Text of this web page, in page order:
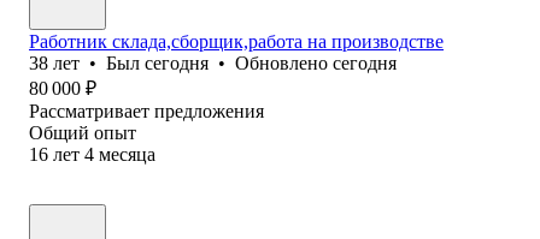
Работник склада,сборщик,работа на производстве
38 лет • Был сегодня • Обновлено сегодня
80 000 ₽
Рассматривает предложения
Общий опыт
16 лет 4 месяца